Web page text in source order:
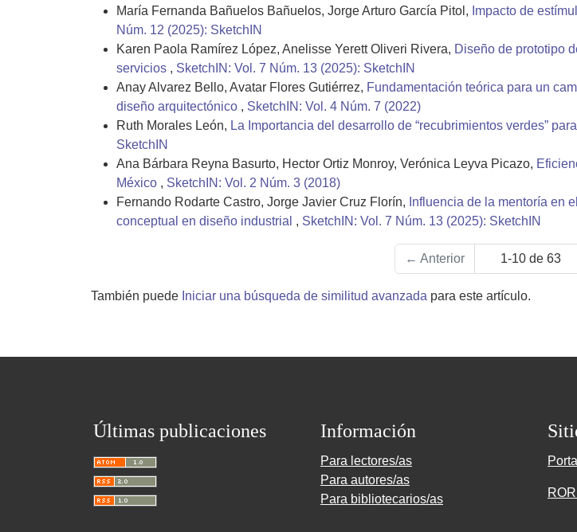
María Fernanda Bañuelos Bañuelos, Jorge Arturo García Pitol, Impacto de
Núm. 12 (2025): SketchIN
Karen Paola Ramírez López, Anelisse Yerett Oliveri Rivera, Diseño de prototipo
servicios , SketchIN: Vol. 7 Núm. 13 (2025): SketchIN
Anay Alvarez Bello, Avatar Flores Gutiérrez, Fundamentación teórica para un
diseño arquitectónico , SketchIN: Vol. 4 Núm. 7 (2022)
Ruth Morales León, La Importancia del desarrollo de “recubrimientos verdes”
SketchIN
Ana Bárbara Reyna Basurto, Hector Ortiz Monroy, Verónica Leyva Picazo,
México , SketchIN: Vol. 2 Núm. 3 (2018)
Fernando Rodarte Castro, Jorge Javier Cruz Florín, Influencia de la mentoría en
conceptual en diseño industrial , SketchIN: Vol. 7 Núm. 13 (2025): SketchIN
← Anterior 1-10 de 63
También puede Iniciar una búsqueda de similitud avanzada para este artículo.
Últimas publicaciones Información
Para lectores/as
Para autores/as
Para bibliotecarios/as